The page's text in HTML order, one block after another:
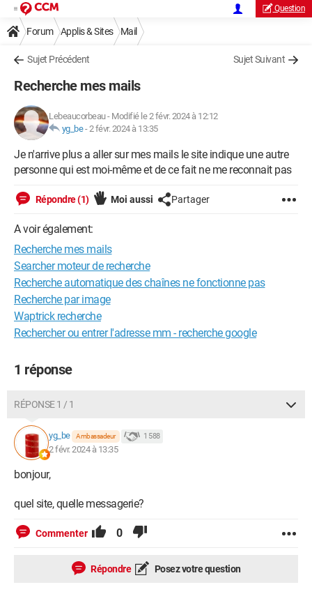
Question
Forum Applis & Sites Mail
Sujet Précédent Sujet Suivant
Recherche mes mails
Lebeaucorbeau- Modifié le 2 févr. 2024 à 12:12
yg_be-2 févr. 2024 à 13:35
Je n'arrive plus a aller sur mes mails le site indique une autre
personne qui est moi-même et de ce fait ne me reconnait pas
Répondre (1) Moi aussi Partager
A voir également:
Recherche mes mails
Searcher moteur de recherche
Recherche automatique des chaînes ne fonctionne pas
Recherche par image
Waptrick recherche
Rechercher ou entrer l'adresse mm - recherche google
1 réponse
RÉPONSE 1 / 1
yg_be Ambassadeur 1 588
2 févr. 2024 à 13:35
bonjour,
quel site, quelle messagerie?
Commenter 0
Répondre Posez votre question